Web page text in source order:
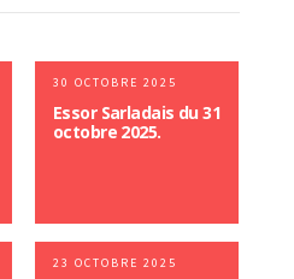
30 OCTOBRE 2025
Essor Sarladais du 31
octobre 2025.
23 OCTOBRE 2025